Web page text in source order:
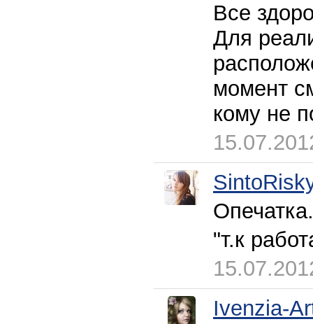
Все
Для
момент
кому не
Опечатка.
"т.к
Ivenzia-